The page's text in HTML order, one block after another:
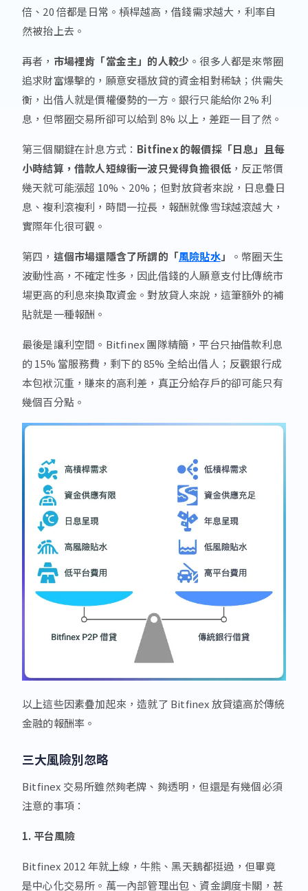
倍、20 倍都是日常。槓桿越高，借錢需求越大，利率自
然被抬上去。
再者， 市場裡肯「當金主」的人較少 。很多人都是來幣圈
追求財富爆擊的，願意安穩放貸的資金相對稀缺；供需失
衡，出借人就是價權優勢的一方。銀行只能給你 2% 利
息，但幣圈交易所卻可以給到 8% 以上，差距一目了然。
第三個關鍵在計息方式： Bitfinex 的報價採「日息」且每
小時結算，借款人短線衝一波只覺得負擔很低 ，反正幣價
幾天就可能漲超 10%、20%；但對放貸者來說，日息疊日
息、複利滾複利，時間一拉長，報酬就像雪球越滾越大，
實際年化很可觀。
第四， 這個市場還隱含了所謂的「風險貼水」
。幣圈天生
波動性高，不確定性多，因此借錢的人願意支付比傳統市
場更高的利息來換取資金。對放貸人來說，這筆額外的補
貼就是一種報酬。
最後是讓利空間。Bitfinex 團隊精簡，平台只抽借款利息
的 15% 當服務費，剩下的 85% 全給出借人；反觀銀行成
本包袱沉重，賺來的高利差，真正分給存戶的卻可能只有
幾個百分點。
以上這些因素疊加起來，造就了 Bitfinex 放貸遠高於傳統
金融的報酬率。
三大風險別忽略
Bitfinex 交易所雖然夠老牌、夠透明，但還是有幾個必須
注意的事項：
1. 平台風險
Bitfinex 2012 年就上線，牛熊、黑天鵝都挺過，但畢竟
是中心化交易所。萬一內部管理出包、資金調度卡關，甚